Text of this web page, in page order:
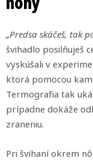
„Predsa skáčeš, tak
švihadlo posilňuješ
vyskúšali v
ktorá pomocou
Termografia tak
prípadne dokáže
zraneniu.
Pri švihaní okrem